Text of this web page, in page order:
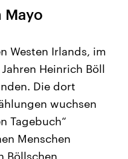
Aktuelle Beiträge,
Hintergründe
Wirtschaftlich und
gehören die Vereinigten
mit großem Einfluss auf
Mayo
Westen Irlands, im
Heinrich Böll
Die dort
wuchsen
Tagebuch“
Menschen
Böllschen